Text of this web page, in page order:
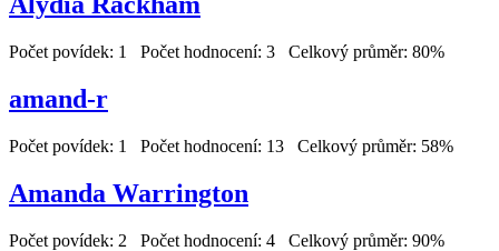
Počet povídek: 1 Počet hodnocení: 3 Celkový průměr: 80%
amand-r
Počet povídek: 1 Počet hodnocení: 13 Celkový průměr: 58%
Amanda Warrington
Počet povídek: 2 Počet hodnocení: 4 Celkový průměr: 90%